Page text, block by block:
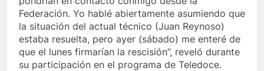
Federación. Yo hablé abiertamente asumiendo que
la situación del actual técnico (Juan Reynoso)
estaba resuelta, pero ayer (sábado) me enteré de
que el lunes firmarían la rescisión”, reveló durante
su participación en el programa de Teledoce.